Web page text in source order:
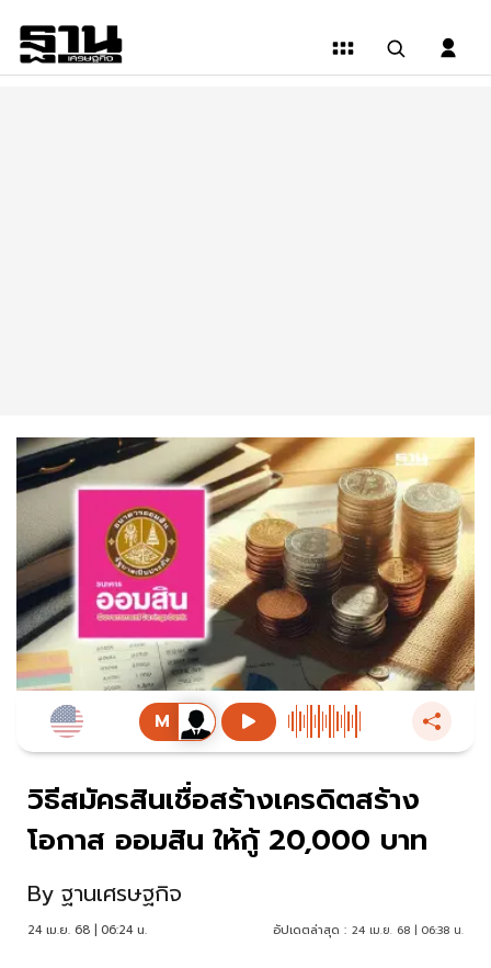
วิธีสมัครสินเชื่อสร้างเครดิตสร้าง
โอกาส ออมสิน ให้กู้ 20,000 บาท
By ฐานเศรษฐกิจ
24 เม.ย. 68 | 06:24 น. อัปเดตล่าสุด : 24 เม.ย. 68 | 06:38 น.